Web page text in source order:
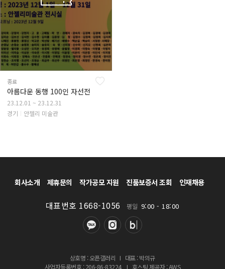
종료
아름다운 동행 100인 자선전
23.12.01 ~ 23.12.31
경기
안젤리 미술관
회사소개 제휴문의 작가공모 지원 진품보증서 조회 인재채용
대표번호 1668-1056 평일 9:00 - 18:00
상호명 : 오픈갤러리 I 대표 : 박의규
사업자등록번호 : 206-86-83224
I 호스팅 제공자 : AWS